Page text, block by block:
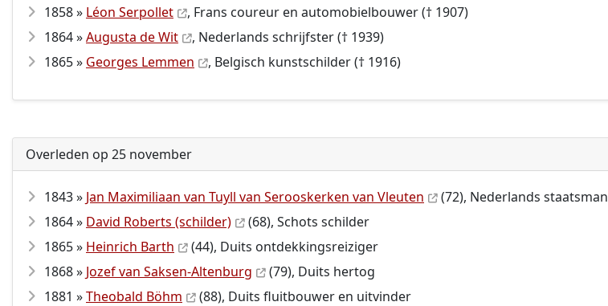
1858 » Léon Serpollet
, Frans coureur en automobielbouwer († 1907)
1864 »Augusta de Wit
, Nederlands schrijfster († 1939)
1865 » Georges Lemmen , Belgisch kunstschilder († 1916)
Overleden op 25 november
1843 » Jan Maximiliaan van Tuyll van Serooskerken van Vleuten
(72), Nederlands staatsman
1864 » David Roberts (schilder)
(68), Schots schilder
1865 » Heinrich Barth
(44), Duits ontdekkingsreiziger
1868 » Jozef van Saksen-Altenburg
(79), Duits hertog
1881 »Theobald Böhm
(88), Duits fluitbouwer en uitvinder